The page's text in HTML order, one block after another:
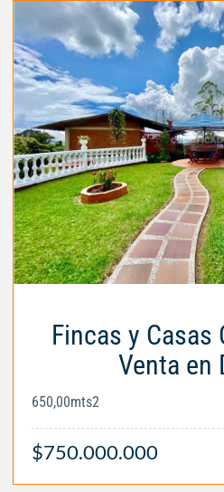
Fincas y Casas
Venta en
650,00mts2
$750.000.000